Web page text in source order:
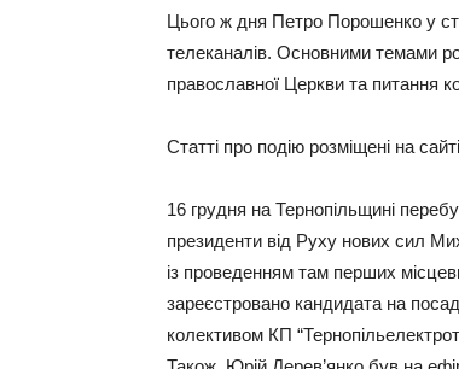
Цього ж дня Петро Порошенко у
телеканалів. Основними темами
православної Церкви та питання
Статті про подію розміщені на
16 грудня на Тернопільщині
президенти від Руху нових сил
із проведенням там перших
зареєстровано кандидата на
колективом КП